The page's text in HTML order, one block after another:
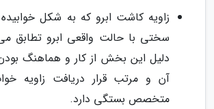
زاویه کاشت ابرو که به شکل خوابیده
سختی با حالت واقعی ابرو تطابق
دلیل این بخش از کار و هماهنگ
آن و مرتب قرار دریافت زاویه
متخصص بستگی دارد.